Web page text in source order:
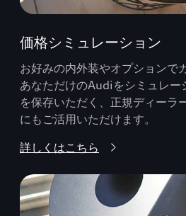
価格シミュレーション
お好みの内外装やオプションで
あなただけのAudiをシミュレー
を保存いただく、正規ディーラ
にもご活用いただけます。
詳しくはこちら